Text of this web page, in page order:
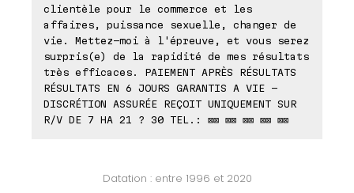
clientèle pour le commerce et les
affaires, puissance sexuelle, changer de
vie. Mettez-moi à l'épreuve, et vous serez
surpris(e) de la rapidité de mes résultats
très efficaces. PAIEMENT APRÈS RÉSULTATS
RÉSULTATS EN 6 JOURS GARANTIS A VIE -
DISCRÉTION ASSURÉE REÇOIT UNIQUEMENT SUR
R/V DE 7 HA 21 ? 30 TEL.: ⊠⊠ ⊠⊠ ⊠⊠ ⊠⊠ ⊠⊠
Datation : entre 1996 et 2020